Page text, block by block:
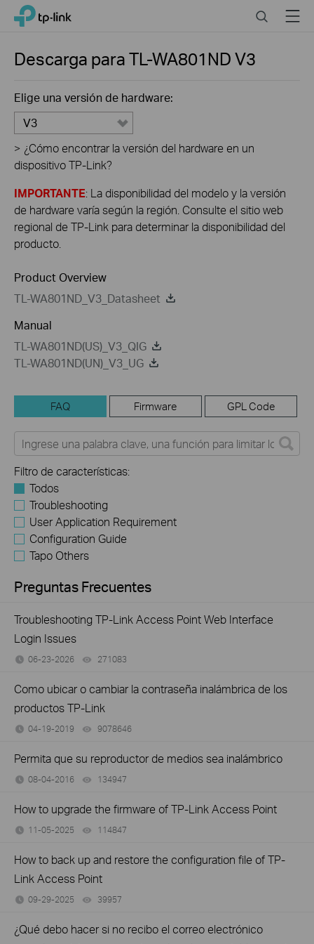
Click
navigation
TP-Link, Reliably Smart SearchMenu
Descarga paraTL-WA801NDV3
Elige una versión de hardware:
V3
> ¿Cómo encontrar la versión del hardware en un
dispositivo TP-Link?
IMPORTANTE: La disponibilidad del modelo y la versión
de hardware varía según la región. Consulte el sitio web
regional de TP-Link para determinar la disponibilidad del
producto.
Product Overview
TL-WA801ND_V3_Datasheet
Manual
TL-WA801ND(US)_V3_QIG
TL-WA801ND(UN)_V3_UG
FAQ Firmware GPL Code
Filtro de características:
Todos
Troubleshooting
User Application Requirement
Configuration Guide
Tapo Others
Preguntas Frecuentes
Troubleshooting TP-Link Access Point Web Interface
Login Issues
06-23-2026 271083
Como ubicar o cambiar la contraseña inalámbrica de los
productos TP-Link
04-19-2019 9078646
Permita que su reproductor de medios sea inalámbrico
08-04-2016 134947
How to upgrade the firmware of TP-Link Access Point
11-05-2025 114847
How to back up and restore the configuration file of TP-
Link Access Point
09-29-2025 39957
¿Qué debo hacer si no recibo el correo electrónico